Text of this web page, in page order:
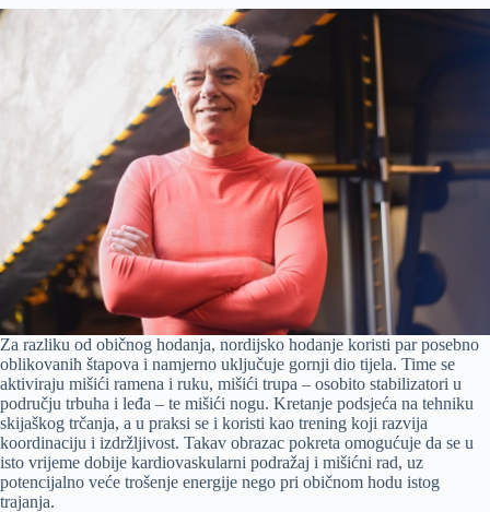
Za razliku od običnog hodanja, nordijsko hodanje koristi par posebno
oblikovanih štapova i namjerno uključuje gornji dio tijela. Time se
aktiviraju mišići ramena i ruku, mišići trupa – osobito stabilizatori u
području trbuha i leđa – te mišići nogu. Kretanje podsjeća na tehniku
skijaškog trčanja, a u praksi se i koristi kao trening koji razvija
koordinaciju i izdržljivost. Takav obrazac pokreta omogućuje da se u
isto vrijeme dobije kardiovaskularni podražaj i mišićni rad, uz
potencijalno veće trošenje energije nego pri običnom hodu istog
trajanja.